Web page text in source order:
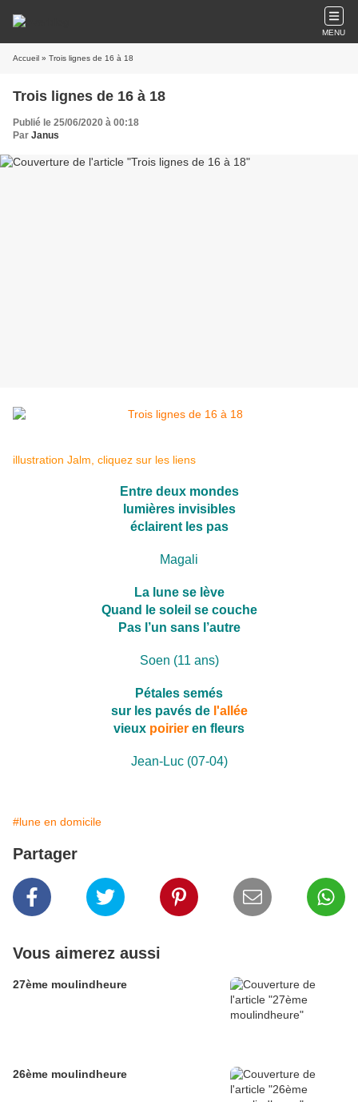
MENU
Accueil » Trois lignes de 16 à 18
Trois lignes de 16 à 18
Publié le 25/06/2020 à 00:18
Par Janus
illustration Jalm, cliquez sur les liens
Entre deux mondes
lumières invisibles
éclairent les pas
Magali
La lune se lève
Quand le soleil se couche
Pas l’un sans l’autre
Soen (11 ans)
Pétales semés
sur les pavés de l'allée
vieux poirier en fleurs
Jean-Luc (07-04)
#lune en domicile
Partager
Vous aimerez aussi
27ème moulindheure
26ème moulindheure